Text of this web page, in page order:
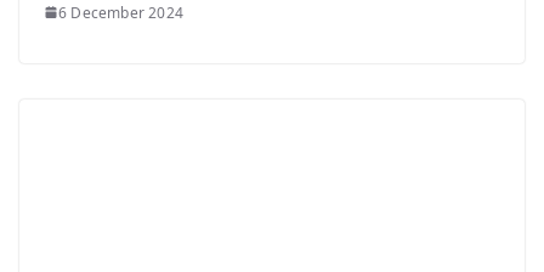
6 December 2024